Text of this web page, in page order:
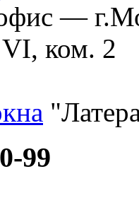
—
ком. 2
99